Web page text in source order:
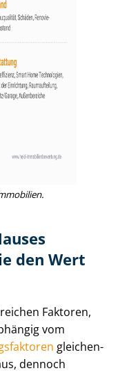
den Wert
Faktoren,
vom
glei­chen­
dennoch